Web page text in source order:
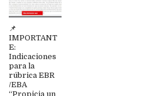
📌
IMPORTANT
E:
Indicaciones
para la
rúbrica EBR
/EBA
“Propicia un